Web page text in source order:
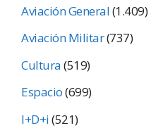
Aviación General(1.409)
Aviación Militar(737)
Cultura(519)
Espacio(699)
I+D+i(521)